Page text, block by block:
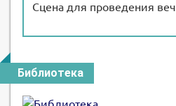
Сцена для проведения
Библиотека